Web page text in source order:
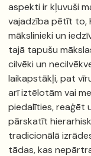
aspekti ir kļuvuši
vajadzība pētīt to,
mākslinieki un
tajā tapušu
cilvēki un
laikapstākļi, pat
arī iztēlotām vai
piedalīties, reaģēt
pārskatīt
tradicionālā
tādas, kas